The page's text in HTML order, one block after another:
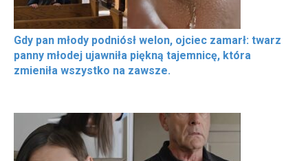
Gdy pan młody podniósł welon, ojciec zamarł: twarz
panny młodej ujawniła piękną tajemnicę, która
zmieniła wszystko na zawsze.